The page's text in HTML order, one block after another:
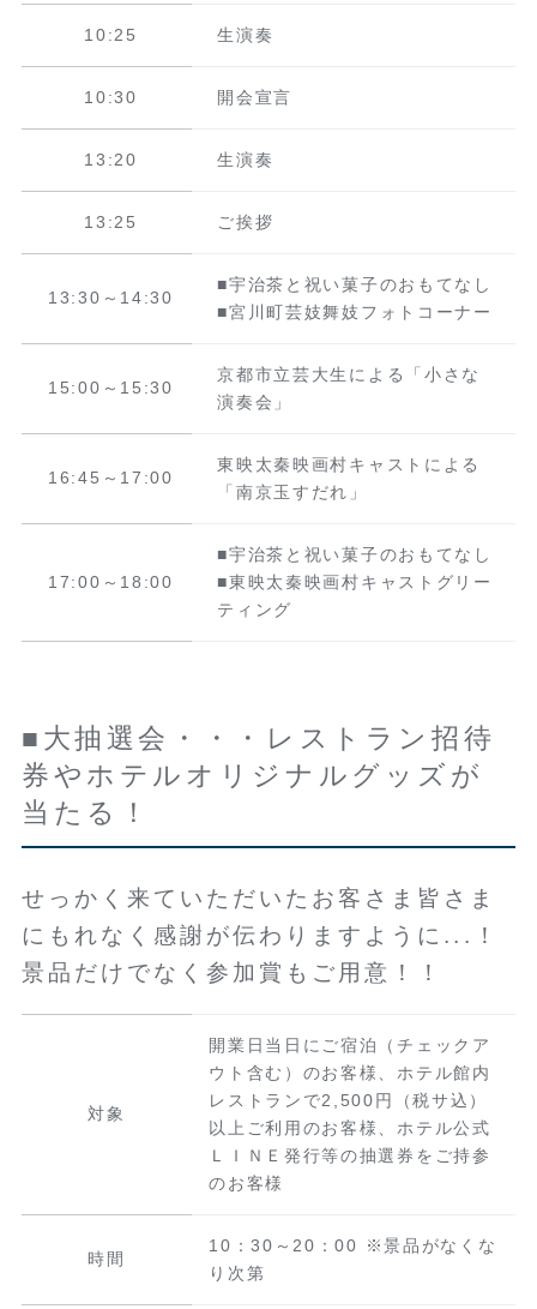
10:25 生演奏
10:30 開会宣言
13:20 生演奏
13:25 ご挨拶
13:30～14:30
■宇治茶と祝い菓子のおもてなし
■宮川町芸妓舞妓フォトコーナー
15:00～15:30
京都市立芸大生による「小さな
演奏会」
16:45～17:00
東映太秦映画村キャストによる
「南京玉すだれ」
17:00～18:00
■宇治茶と祝い菓子のおもてなし
■東映太秦映画村キャストグリー
ティング
■大抽選会・・・レストラン招待
券やホテルオリジナルグッズが
当たる！
せっかく来ていただいたお客さま皆さま
にもれなく感謝が伝わりますように...！
景品だけでなく参加賞もご用意！！
対象
開業日当日にご宿泊（チェックア
ウト含む）のお客様、ホテル館内
レストランで2,500円（税サ込）
以上ご利用のお客様、ホテル公式
ＬＩＮＥ発行等の抽選券をご持参
のお客様
時間
10：30～20：00 ※景品がなくな
り次第